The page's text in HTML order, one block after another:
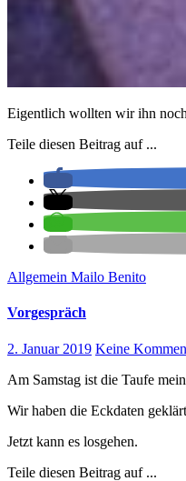
Eigentlich wollten wir ihn noch
Teile diesen Beitrag auf ...
Allgemein Mailo Benito
Vorgespräch
2. Januar 2019 Keine
Am Samstag ist die Taufe
Wir haben die Eckdaten
Jetzt kann es losgehen.
Teile diesen Beitrag auf ...